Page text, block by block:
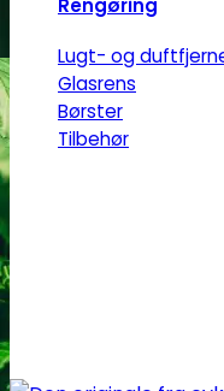
Rengøring
Lugt- og
Glasrens
Børster
Tilbehør